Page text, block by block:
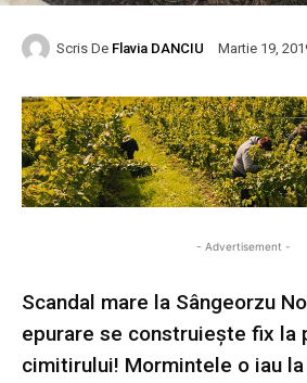
Scris De Flavia DANCIU Martie 19,
- Advertisement -
Scandal mare la Sângeorzu
epurare se construiește fix la
cimitirului! Mormintele o iau la